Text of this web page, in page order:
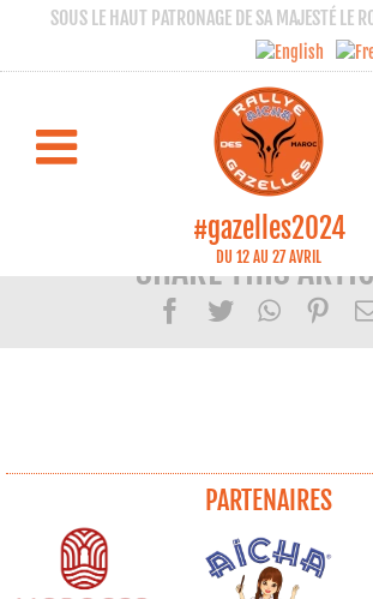
SOUS LE HAUT PATRONAGE DE SA MAJESTÉ LE
#gazelles2024
DU 12 AU 27 AVRIL
audio
SHARE THIS
Facebook
Twitter
PARTENAIRES